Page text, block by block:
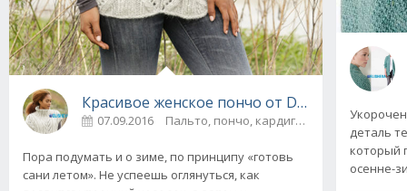
Красивое женское пончо от Drops Design
07.09.2016 Пальто, пончо, кардиганы 0
Пора подумать и о зиме, по принципу «готовь
сани летом». Не успеешь оглянуться, как
деталь
который
осенне-